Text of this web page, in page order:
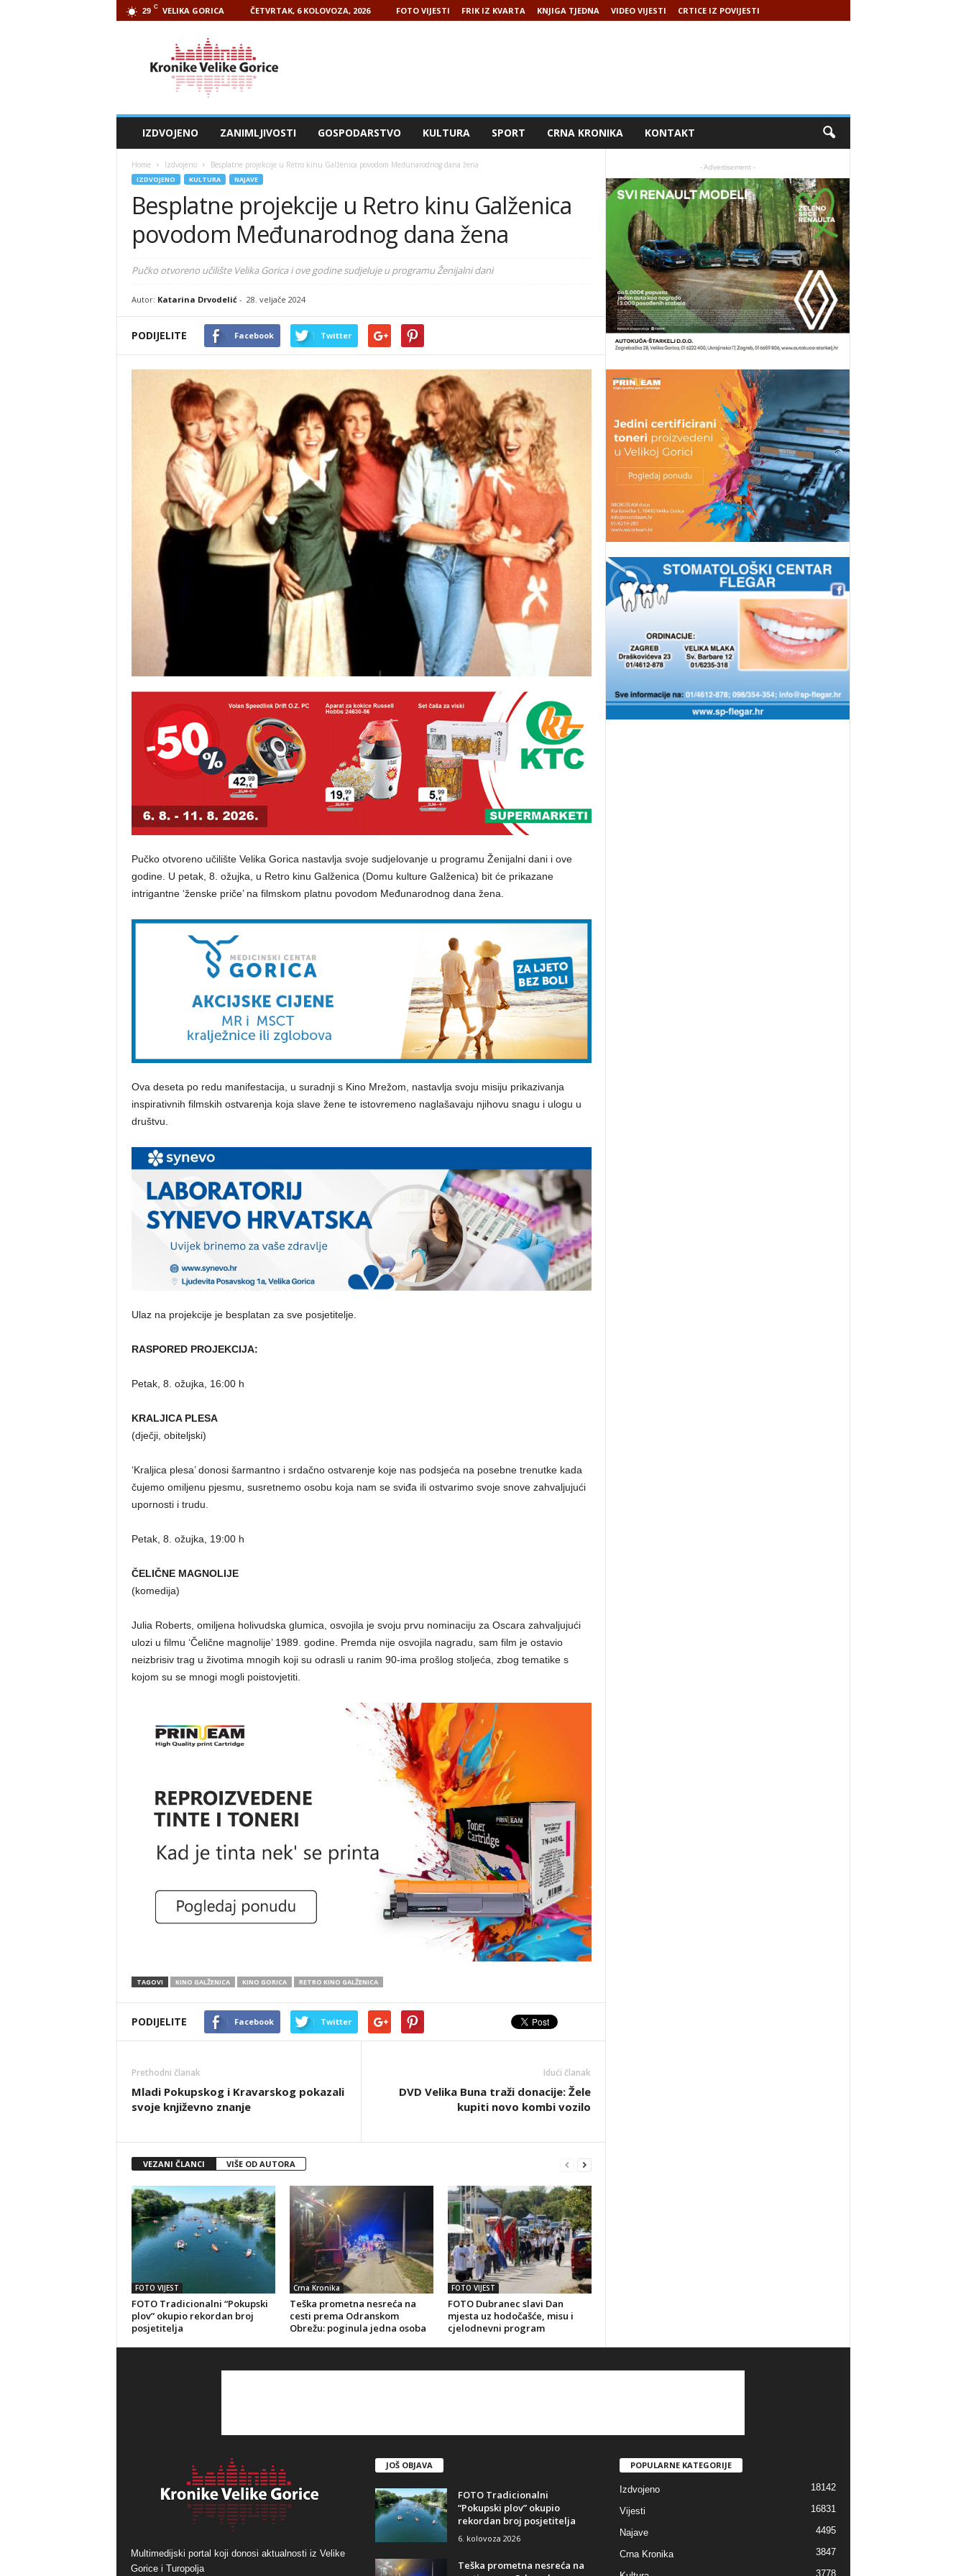
29 C VELIKA GORICA ČETVRTAK, 6 KOLOVOZA, 2026 FOTO VIJESTI FRIK IZ KVARTA KNJIGA TJEDNA VIDEO VIJESTI CRTICE IZ POVIJESTI
IZDVOJENO ZANIMLJIVOSTI GOSPODARSTVO KULTURA SPORT CRNA KRONIKA KONTAKT
Home Izdvojeno Besplatne projekcije u Retro kinu Galženica povodom Međunarodnog dana žena
IZDVOJENO KULTURA NAJAVE
Besplatne projekcije u Retro kinu Galženica
povodom Međunarodnog dana žena
Pučko otvoreno učilište Velika Gorica i ove godine sudjeluje u programu Ženijalni dani
Autor: Katarina Drvodelić- 28. veljače 2024
PODIJELITE Facebook Twitter
Pučko otvoreno učilište Velika Gorica nastavlja svoje sudjelovanje u programu Ženijalni dani i ove
godine. U petak, 8. ožujka, u Retro kinu Galženica (Domu kulture Galženica) bit će prikazane
intrigantne ‘ženske priče’ na filmskom platnu povodom Međunarodnog dana žena.
Ova deseta po redu manifestacija, u suradnji s Kino Mrežom, nastavlja svoju misiju prikazivanja
inspirativnih filmskih ostvarenja koja slave žene te istovremeno naglašavaju njihovu snagu i ulogu u
društvu.
Ulaz na projekcije je besplatan za sve posjetitelje.
RASPORED PROJEKCIJA:
Petak, 8. ožujka, 16:00 h
KRALJICA PLESA
(dječji, obiteljski)
‘Kraljica plesa’ donosi šarmantno i srdačno ostvarenje koje nas podsjeća na posebne trenutke kada
čujemo omiljenu pjesmu, susretnemo osobu koja nam se sviđa ili ostvarimo svoje snove zahvaljujući
upornosti i trudu.
Petak, 8. ožujka, 19:00 h
ČELIČNE MAGNOLIJE
(komedija)
Julia Roberts, omiljena holivudska glumica, osvojila je svoju prvu nominaciju za Oscara zahvaljujući
ulozi u filmu ‘Čelične magnolije’ 1989. godine. Premda nije osvojila nagradu, sam film je ostavio
neizbrisiv trag u životima mnogih koji su odrasli u ranim 90-ima prošlog stoljeća, zbog tematike s
kojom su se mnogi mogli poistovjetiti.
TAGOVI KINO GALŽENICA KINO GORICA RETRO KINO GALŽENICA
PODIJELITE Facebook Twitter
Prethodni članak
Mladi Pokupskog i Kravarskog pokazali
svoje književno znanje
Idući članak
DVD Velika Buna traži donacije: Žele
kupiti novo kombi vozilo
VEZANI ČLANCI VIŠE OD AUTORA
FOTO VIJEST
FOTO Tradicionalni “Pokupski
plov” okupio rekordan broj
posjetitelja
Crna Kronika
Teška prometna nesreća na
cesti prema Odranskom
Obrežu: poginula jedna osoba
FOTO VIJEST
FOTO Dubranec slavi Dan
mjesta uz hodočašće, misu i
cjelodnevni program
- Advertisement -
Multimedijski portal koji donosi aktualnosti iz Velike
Gorice i Turopolja
JOŠ OBJAVA
FOTO Tradicionalni
“Pokupski plov” okupio
rekordan broj posjetitelja
6. kolovoza 2026
Teška prometna nesreća na
POPULARNE KATEGORIJE
Izdvojeno 18142
Vijesti 16831
Najave 4495
Crna Kronika 3847
3778